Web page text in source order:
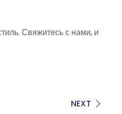
Свяжитесь с нами, и
NEXT